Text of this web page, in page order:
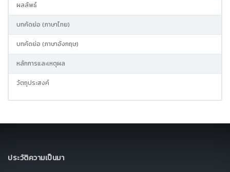
ผลลัพธ์
บทคัดย่อ (ภาษาไทย)
บทคัดย่อ (ภาษาอังกฤษ)
หลักการและเหตุผล
วัตถุประสงค์
ประวัติความเป็นมา